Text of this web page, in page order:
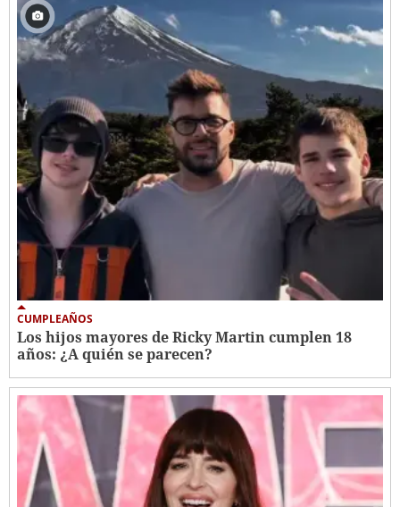
CUMPLEAÑOS
Los hijos mayores de Ricky Martin cumplen 18
años: ¿A quién se parecen?